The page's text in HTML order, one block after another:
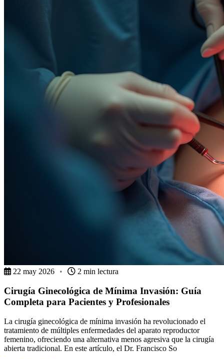
22 may 2026 • 2 min lectura
Cirugía Ginecológica de Mínima Invasión: Guía
Completa para Pacientes y Profesionales
La cirugía ginecológica de mínima invasión ha revolucionado el
tratamiento de múltiples enfermedades del aparato reproductor
femenino, ofreciendo una alternativa menos agresiva que la cirugía
abierta tradicional. En este artículo, el Dr. Francisco So